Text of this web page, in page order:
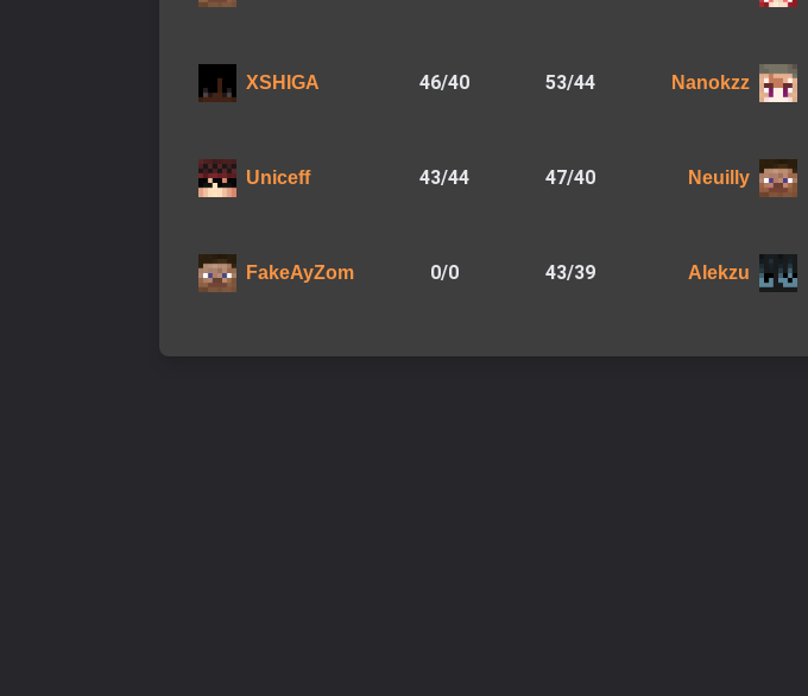
XSHIGA 46/40 53/44 Nanokzz
Uniceff 43/44 47/40 Neuilly
FakeAyZom 0/0 43/39 Alekzu